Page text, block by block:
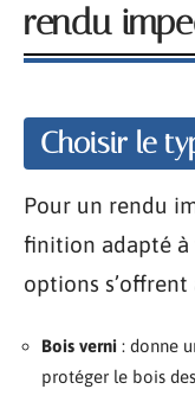
rendu
Choisir le
Pour un rendu
finition adapté à
options s’offrent
Bois verni : donne
protéger le bois